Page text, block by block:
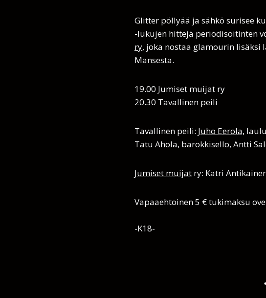
Glitter pöllyää ja sähkö surisee
-lukujen hittejä periodisoitinten
ry, joka nostaa glamourin lisäksi
Mansesta.
19.00 Jumiset muijat ry
​20.30 Tavallinen peili
Tavallinen peili: Juho Eerola,
Tatu Ahola, barokkisello, Antti
Jumiset muijat ry: Katri
Vapaaehtoinen 5 € tukimaksu
-K18-